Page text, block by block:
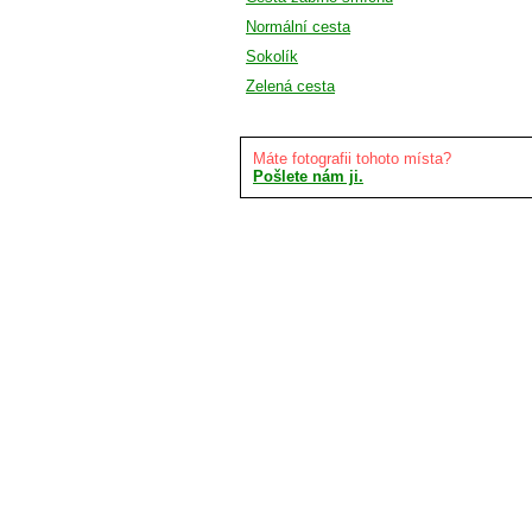
Normální cesta
Sokolík
Zelená cesta
Máte fotografii tohoto místa?
Pošlete nám ji.